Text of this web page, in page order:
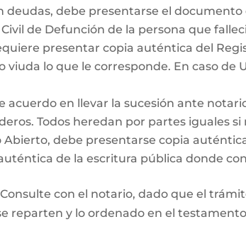
deudas, debe presentarse el documento
de Defunción de la persona que
presentar copia auténtica del
viuda lo que le corresponde. En caso
acuerdo en llevar la sucesión ante
Todos heredan por partes iguales
debe presentarse copia
de la escritura pública donde
Consulte con el notario, dado que el
reparten y lo ordenado en el